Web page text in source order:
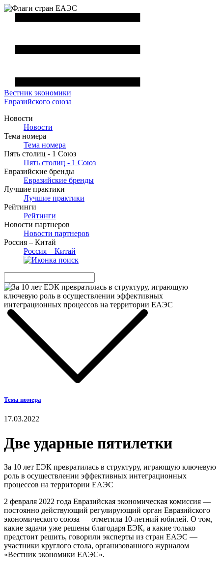
Вестник экономики
Евразийского союза
Новости
Новости
Тема номера
Тема номера
Пять столиц - 1 Союз
Пять столиц - 1 Союз
Евразийские бренды
Евразийские бренды
Лучшие практики
Лучшие практики
Рейтинги
Рейтинги
Новости партнеров
Новости партнеров
Россия – Китай
Россия – Китай
Тема номера
17.03.2022
Две ударные пятилетки
За 10 лет ЕЭК превратилась в структуру, играющую ключевую
роль в осуществлении эффективных интеграционных
процессов на территории ЕАЭС
2 февраля 2022 года Евразийская экономическая комиссия —
постоянно действующий регулирующий орган Евразийского
экономического союза — отметила 10-летний юбилей. О том,
какие задачи уже решены благодаря ЕЭК, а какие только
предстоит решить, говорили эксперты из стран ЕАЭС —
участники круглого стола, организованного журналом
«Вестник экономики ЕАЭС».